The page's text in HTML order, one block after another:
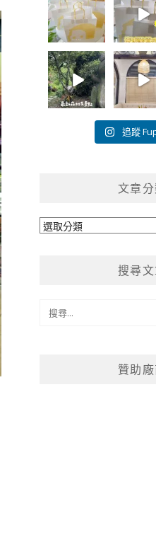
追蹤
文章
文
搜尋
贊助